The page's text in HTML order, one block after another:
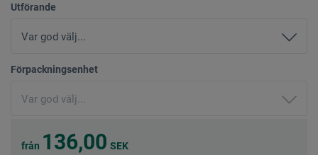
Utförande
Förpackningsenhet
från 136,00 SEK